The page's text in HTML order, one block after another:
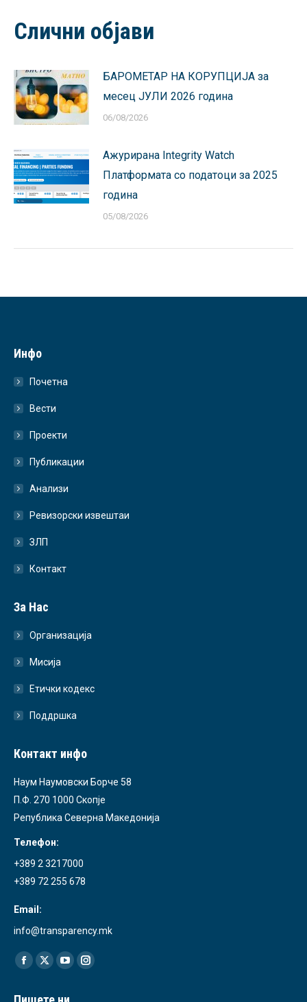
Слични објави
БАРОМЕТАР НА КОРУПЦИЈА за
месец ЈУЛИ 2026 година
06/08/2026
Ажурирана Integrity Watch
Платформата со податоци за 2025
година
05/08/2026
Инфо
Почетна
Вести
Проекти
Публикации
Анализи
Ревизорски извештаи
ЗЛП
Контакт
За Нас
Организација
Мисија
Етички кодекс
Поддршка
Контакт инфо
Наум Наумовски Борче 58
П.Ф. 270 1000 Скопје
Република Северна Македонија
Телефон:
+389 2 3217000
+389 72 255 678
Email:
info@transparency.mk
Find us on:
Facebook
X
YouTubeInstagram